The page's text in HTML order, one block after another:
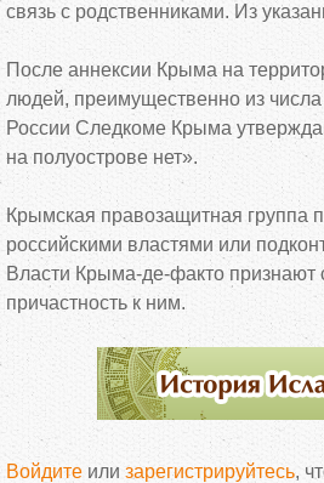
связь с родственниками. Из
После аннексии Крыма на
людей, преимущественно из
России Следкоме Крыма
на полуострове нет».
Крымская правозащитная группа
российскими властями или
Власти Крыма-де-факто признают
причастность к ним.
Войдите или зарегистрируйтесь,